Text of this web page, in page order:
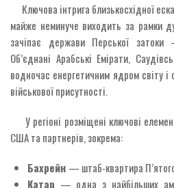
Ключова інтрига близькосхідної
майже неминуче виходить за рамки
зачіпає держави Перської
Об’єднані Арабські Емірати,
водночас енергетичним ядром світу
військової присутності.
У регіоні розміщені ключові
США та партнерів, зокрема:
Бахрейн — штаб-квартира
Катар — одна з найбільших